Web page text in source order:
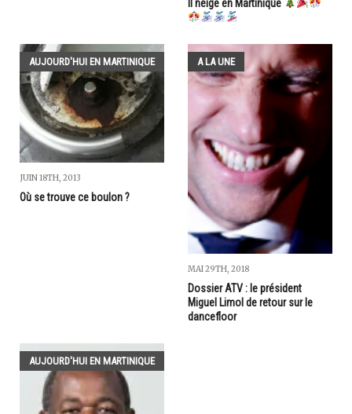
Il neige en Martinique
AUJOURD'HUI EN MARTINIQUE
JUIN 18TH, 2013
Où se trouve ce boulon ?
A LA UNE
MAI 29TH, 2018
Dossier ATV : le président
Miguel Limol de retour sur le
dancefloor
AUJOURD'HUI EN MARTINIQUE